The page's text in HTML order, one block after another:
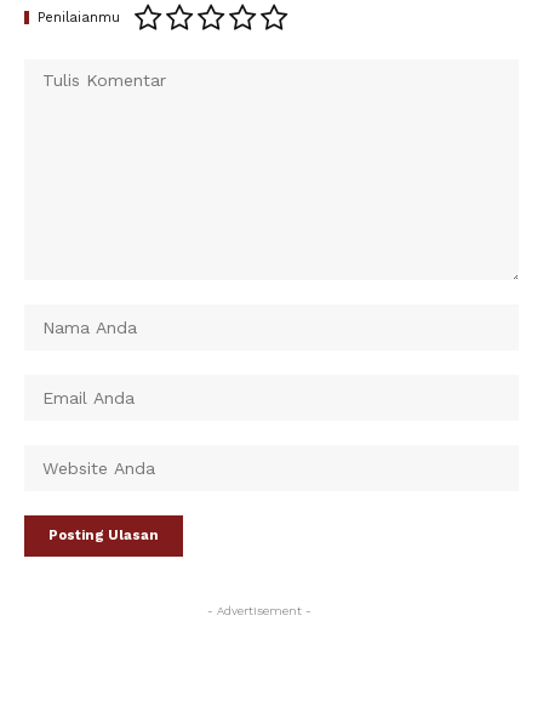
Penilaianmu
- Advertisement -